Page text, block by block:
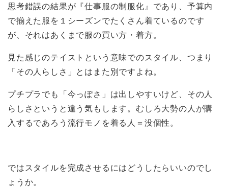
思考錯誤の結果が『仕事服の制服化』であり、予算内
で揃えた服を１シーズンでたくさん着ているのです
が、それはあくまで服の買い方・着方。
見た感じのテイストという意味でのスタイル、つまり
「その人らしさ」とはまた別ですよね。
プチプラでも「今っぽさ」は出しやすいけど、その人
らしさというと違う気もします。むしろ大勢の人が購
入するであろう流行モノを着る人＝没個性。
ではスタイルを完成させるにはどうしたらいいのでし
ょうか。